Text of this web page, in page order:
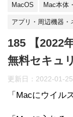
MacOS Mac本体
アプリ・周辺機器・
185 【2022
無料セキュ
更新日： 2022-01-25
「Macにウイル